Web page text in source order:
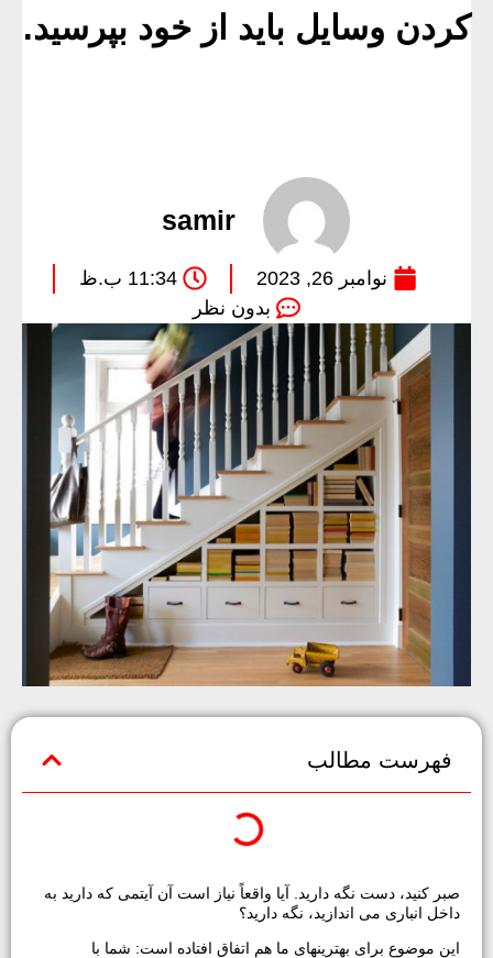
کردن وسایل باید از خود بپرسید.
samir
نوامبر 26, 2023
11:34 ب.ظ
بدون نظر
فهرست مطالب
صبر کنید، دست نگه دارید. آیا واقعاً نیاز است آن آیتمی که دارید به
داخل انباری می اندازید، نگه دارید؟
این موضوع برای بهترینهای ما هم اتفاق افتاده است: شما با